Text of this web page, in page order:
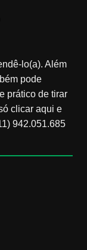
lo(a). Além
pode
prático de tirar
clicar aqui e
942.051.685